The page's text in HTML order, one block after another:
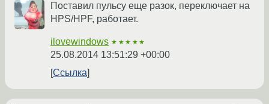
Поставил пульсу еще разок, переключает на
HPS/HPF, работает.
ilovewindows ★★★★★
25.08.2014 13:51:29 +00:00
Ссылка